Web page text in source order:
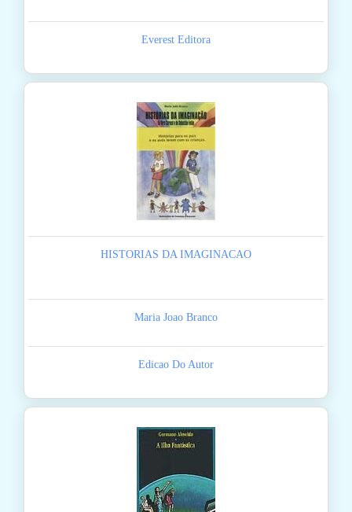
Everest Editora
HISTORIAS DA IMAGINACAO
Maria Joao Branco
Edicao Do Autor